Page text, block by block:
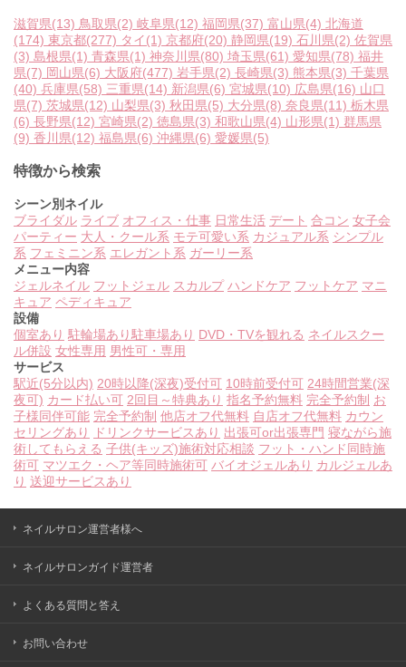
滋賀県(13) 鳥取県(2) 岐阜県(12) 福岡県(37) 富山県(4) 北海道
(174) 東京都(277) タイ(1) 京都府(20) 静岡県(19) 石川県(2) 佐賀県
(3) 島根県(1) 青森県(1) 神奈川県(80) 埼玉県(61) 愛知県(78) 福井
県(7) 岡山県(6) 大阪府(477) 岩手県(2) 長崎県(3) 熊本県(3) 千葉県
(40) 兵庫県(58) 三重県(14) 新潟県(6) 宮城県(10) 広島県(16) 山口
県(7) 茨城県(12) 山梨県(3) 秋田県(5) 大分県(8) 奈良県(11) 栃木県
(6) 長野県(12) 宮崎県(2) 徳島県(3) 和歌山県(4) 山形県(1) 群馬県
(9) 香川県(12) 福島県(6) 沖縄県(6) 愛媛県(5)
特徴から検索
シーン別ネイル
ブライダル ライブ オフィス・仕事 日常生活 デート 合コン 女子会
パーティー 大人・クール系 モテ可愛い系 カジュアル系 シンプル
系 フェミニン系 エレガント系 ガーリー系
メニュー内容
ジェルネイル フットジェル スカルプ ハンドケア フットケア マニ
キュア ペディキュア
設備
個室あり 駐輪場あり駐車場あり DVD・TVを観れる ネイルスクー
ル併設 女性専用 男性可・専用
サービス
駅近(5分以内) 20時以降(深夜)受付可 10時前受付可 24時間営業(深
夜可) カード払い可 2回目～特典あり 指名予約無料 完全予約制 お
子様同伴可能 完全予約制 他店オフ代無料 自店オフ代無料 カウン
セリングあり
ドリンクサービスあり 出張可or出張専門 寝ながら施
術してもらえる 子供(キッズ)施術対応相談 フット・ハンド同時施
術可 マツエク・ヘア等同時施術可 バイオジェルあり カルジェルあ
り 送迎サービスあり
ネイルサロン運営者様へ
ネイルサロンガイド運営者
よくある質問と答え
お問い合わせ